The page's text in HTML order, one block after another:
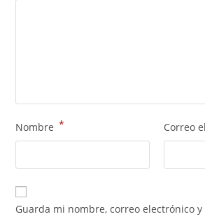
Nombre * Correo
Guarda mi nombre, correo electrónico y